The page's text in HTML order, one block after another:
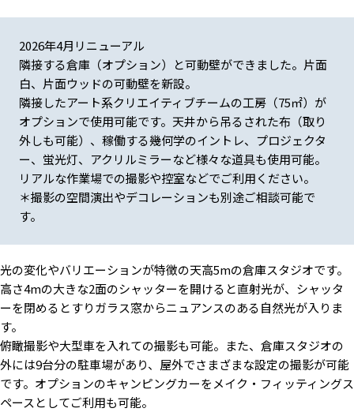
シャッターを閉めて窓からのや
わらかい光
ニュアンスのある光が印象的な
各種椅子を用意しています 退廃的な雰囲気に
オプション：キャンピングカー
室内
オプション：キャンピングカー
室内
夜の工場照明 緑のLED
照明のネオンカラーを使ってミ
ステリアスな印象
家具・各種イスを取り揃えてい
ます
可動壁（白面）
2026年4月リニューアル
隣接する倉庫（オプション）︎と可動壁ができました。片面
白、片面ウッドの可動壁を新設。
隣接したアート系クリエイティブチームの工房（75㎡）が
オプションで使用可能です。天井から吊るされた布（取り
外しも可能）、稼働する幾何学のイントレ、プロジェクタ
ー、蛍光灯、アクリルミラーなど様々な道具も使用可能。
リアルな作業場での撮影や控室などでご利用ください。
＊撮影の空間演出やデコレーションも別途ご相談可能で
す。
光の変化やバリエーションが特徴の天高5mの倉庫スタジオです。
高さ4mの大きな2面のシャッターを開けると直射光が、シャッタ
ーを閉めるとすりガラス窓からニュアンスのある自然光が入りま
す。
俯瞰撮影や大型車を入れての撮影も可能。また、倉庫スタジオの
外には9台分の駐車場があり、屋外でさまざまな設定の撮影が可能
です。オプションのキャンピングカーをメイク・フィッティングス
ペースとしてご利用も可能。